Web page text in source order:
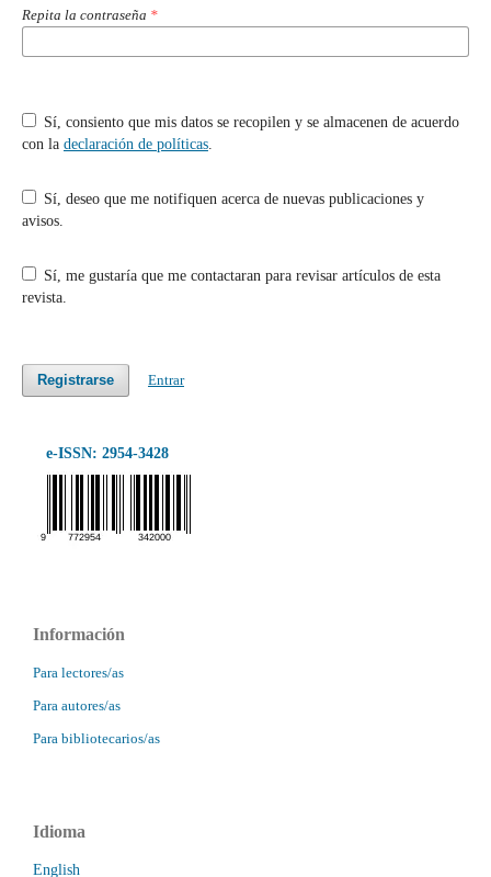
Repita la contraseña *
con la declaración de políticas.
avisos.
revista.
Registrarse Entrar
e-ISSN: 2954-3428
Información
Para lectores/as
Para autores/as
Para bibliotecarios/as
Idioma
English